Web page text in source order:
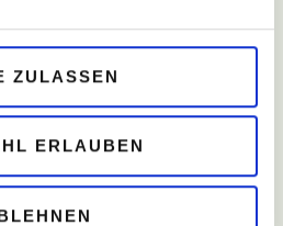
ZULASSEN
ERLAUBEN